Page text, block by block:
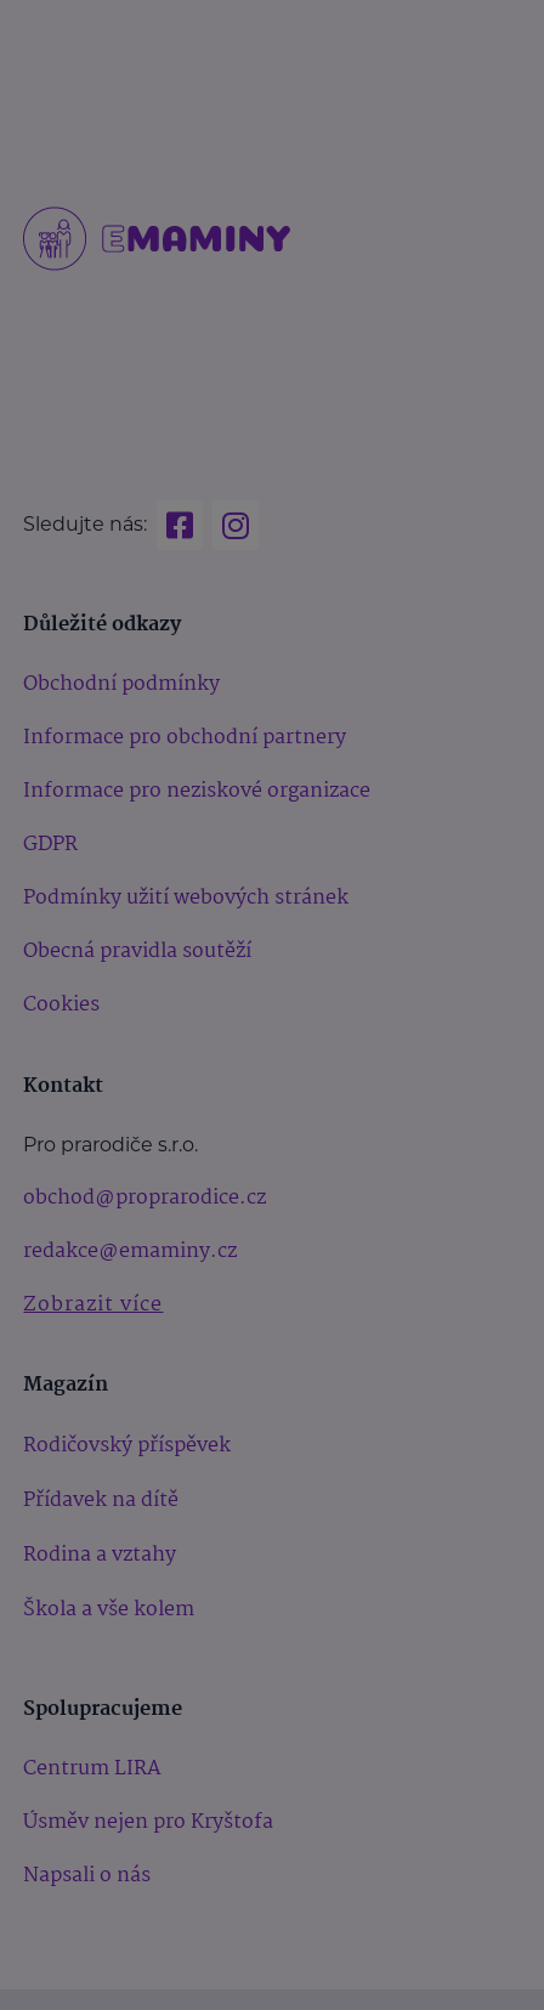
Sledujte nás:
Důležité odkazy
Obchodní podmínky
Informace pro obchodní partnery
Informace pro neziskové organizace
GDPR
Podmínky užití webových stránek
Obecná pravidla soutěží
Cookies
Kontakt
Pro prarodiče s.r.o.
obchod@proprarodice.cz
redakce@emaminy.cz
Zobrazit více
Magazín
Rodičovský příspěvek
Přídavek na dítě
Rodina a vztahy
Škola a vše kolem
Spolupracujeme
Centrum LIRA
Úsměv nejen pro Kryštofa
Napsali o nás